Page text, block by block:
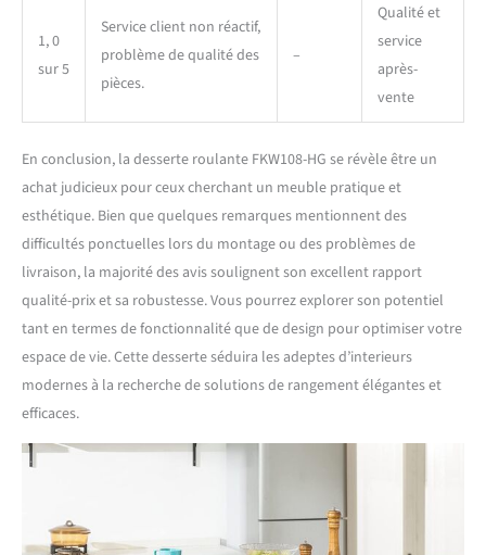
1, 0
sur 5
Service client non réactif,
problème de qualité des
pièces.
–
Qualité et
service
après-
vente
En conclusion, la desserte roulante FKW108-HG se révèle être un
achat judicieux pour ceux cherchant un meuble pratique et
esthétique. Bien que quelques remarques mentionnent des
difficultés ponctuelles lors du montage ou des problèmes de
livraison, la majorité des avis soulignent son excellent rapport
qualité-prix et sa robustesse. Vous pourrez explorer son potentiel
tant en termes de fonctionnalité que de design pour optimiser votre
espace de vie. Cette desserte séduira les adeptes d’interieurs
modernes à la recherche de solutions de rangement élégantes et
efficaces.